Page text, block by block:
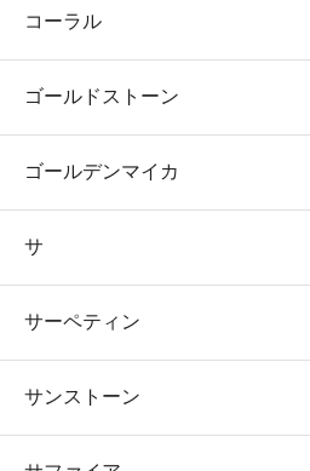
コーラル
ゴールドストーン
ゴールデンマイカ
サ
サーペティン
サンストーン